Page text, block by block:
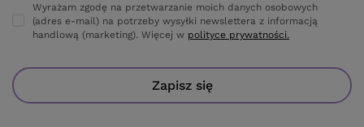
Wyrażam zgodę na przetwarzanie moich danych osobowych
(adres e-mail) na potrzeby wysyłki newslettera z informacją
handlową (marketing). Więcej w polityce prywatności.
Zapisz się